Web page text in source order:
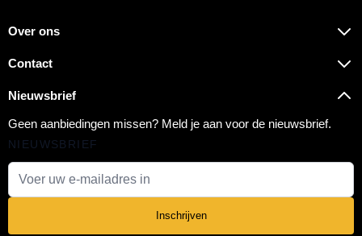
Over ons
Contact
Nieuwsbrief
Geen aanbiedingen missen? Meld je aan voor de nieuwsbrief.
NIEUWSBRIEF
Inschrijven